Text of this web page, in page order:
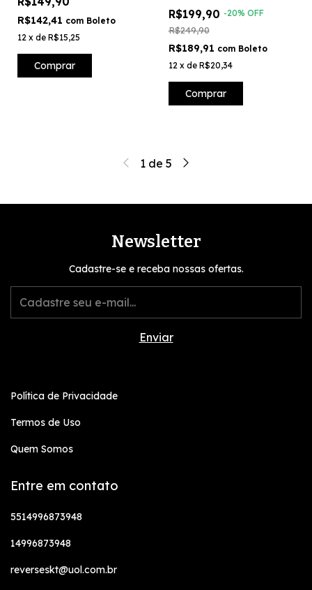
R$142,41 com Boleto
12 x de R$15,25
Comprar
Branco
R$199,90 -20% OFF
R$249,90
R$189,91 com Boleto
12 x de R$20,34
Comprar
1 de 5
Newsletter
Cadastre-se e receba nossas ofertas.
Política de Privacidade
Termos de Uso
Quem Somos
Entre em contato
5514996873948
14996873948
reverseskt@uol.com.br